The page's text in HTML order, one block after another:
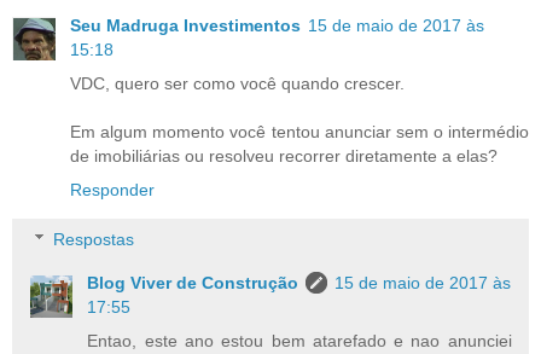
Seu Madruga Investimentos 15 de maio de 2017 às
15:18
VDC, quero ser como você quando crescer.
Em algum momento você tentou anunciar sem o intermédio
de imobiliárias ou resolveu recorrer diretamente a elas?
Responder
Respostas
Blog Viver de Construção
15 de maio de 2017 às
17:55
Entao, este ano estou bem atarefado e nao anunciei